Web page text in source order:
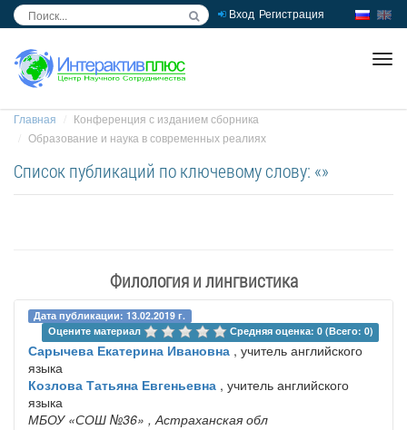
Вход Регистрация
Главная
Конференция с изданием сборника
Образование и наука в современных реалиях
Список публикаций по ключевому слову: «»
Филология и лингвистика
Дата публикации: 13.02.2019 г.
Оцените материал
Средняя оценка: 0 (Всего: 0)
Сарычева Екатерина Ивановна , учитель английского
языка
Козлова Татьяна Евгеньевна , учитель английского
языка
МБОУ «СОШ №36» , Астраханская обл